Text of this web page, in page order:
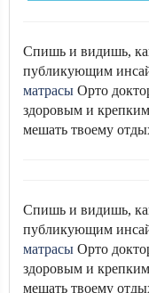
Спишь и видишь,
публикующим
матрасы Орто
здоровым и
мешать твоему
Спишь и видишь,
публикующим
матрасы Орто
здоровым и
мешать твоему